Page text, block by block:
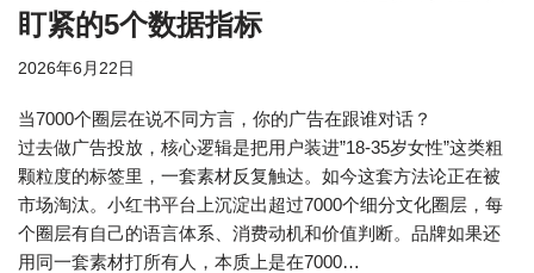
盯紧的5个数据指标
2026年6月22日
当7000个圈层在说不同方言，你的广告在跟谁对话？
过去做广告投放，核心逻辑是把用户装进”18-35岁女性”这类粗
颗粒度的标签里，一套素材反复触达。如今这套方法论正在被
市场淘汰。小红书平台上沉淀出超过7000个细分文化圈层，每
个圈层有自己的语言体系、消费动机和价值判断。品牌如果还
用同一套素材打所有人，本质上是在7000…